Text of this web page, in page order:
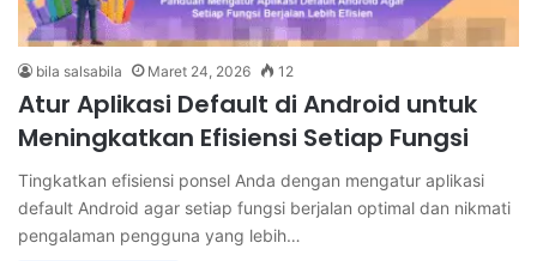
bila salsabila Maret 24, 2026 12
Atur Aplikasi Default di Android untuk
Meningkatkan Efisiensi Setiap Fungsi
Tingkatkan efisiensi ponsel Anda dengan mengatur aplikasi
default Android agar setiap fungsi berjalan optimal dan nikmati
pengalaman pengguna yang lebih…